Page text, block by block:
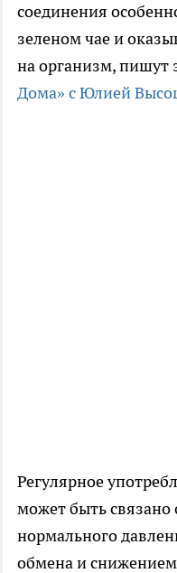
соединения
зеленом чае и
на организм, пишут
Дома» с Юлией
Регулярное
может быть
нормального
обмена и снижением